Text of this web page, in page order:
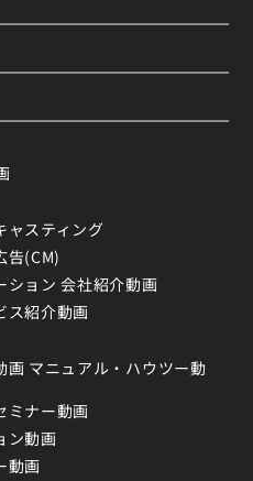
ャスティング
告(CM)
ション 会社紹介動画
ス紹介動画
画 マニュアル・ハウツー動
ミナー動画
ン動画
動画